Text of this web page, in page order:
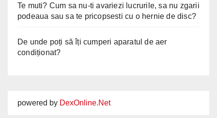
Te muti? Cum sa nu-ti avariezi lucrurile, sa nu zgarii
podeaua sau sa te pricopsesti cu o hernie de disc?
De unde poți să îți cumperi aparatul de aer
condiționat?
powered by DexOnline.Net